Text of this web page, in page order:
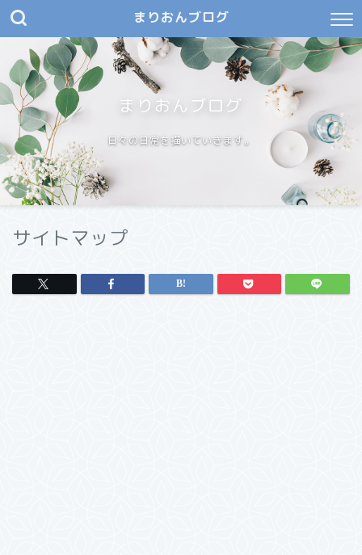
まりおんブログ
まりおんブログ
日々の日常を描いていきます。
サイトマップ